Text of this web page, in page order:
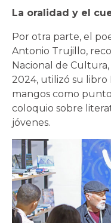
La oralidad y el
Por otra parte, el
Antonio Trujillo,
Nacional de
2024, utilizó su
mangos como
coloquio sobre
jóvenes.